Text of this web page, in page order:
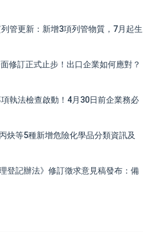
管更新：新增3項列管物質，7月起生
修訂正式止步！出口企業如何應對？
執法檢查啟動！4月30日前企業務必
炔等5種新增危險化學品分類資訊及
登記辦法》修訂徵求意見稿發布：備